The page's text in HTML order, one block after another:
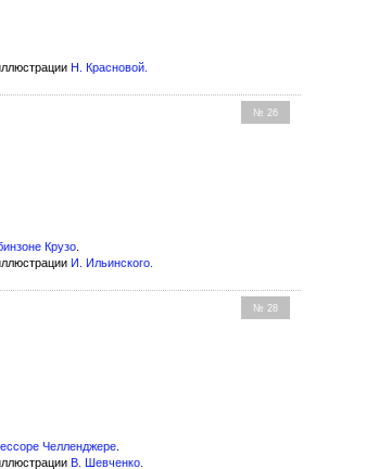
Н. Красновой
№ 26
Крузо
И. Ильинского
№ 28
Челленджере
В. Шевченко